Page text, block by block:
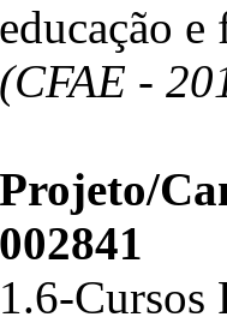
educação e
(CFAE -
Projeto/
002841
1.6-Cursos